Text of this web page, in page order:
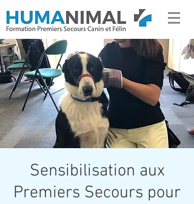
Sensibilisation aux
Premiers Secours pour